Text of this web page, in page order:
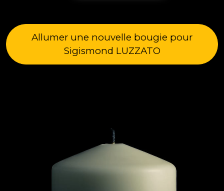
Allumer une nouvelle bougie pour
Sigismond LUZZATO